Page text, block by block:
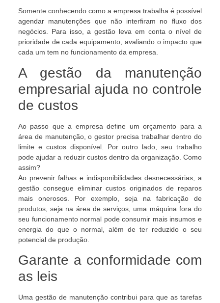
Somente conhecendo como a empresa trabalha é possível
agendar manutenções que não interfiram no fluxo dos
negócios. Para isso, a gestão leva em conta o nível de
prioridade de cada equipamento, avaliando o impacto que
cada um tem no funcionamento da empresa.
A gestão da manutenção
empresarial ajuda no controle
de custos
Ao passo que a empresa define um orçamento para a
área de manutenção, o gestor precisa trabalhar dentro do
limite e custos disponível. Por outro lado, seu trabalho
pode ajudar a reduzir custos dentro da organização. Como
assim?
Ao prevenir falhas e indisponibilidades desnecessárias, a
gestão consegue eliminar custos originados de reparos
mais onerosos. Por exemplo, seja na fabricação de
produtos, seja na área de serviços, uma máquina fora do
seu funcionamento normal pode consumir mais insumos e
energia do que o normal, além de ter reduzido o seu
potencial de produção.
Garante a conformidade com
as leis
Uma gestão de manutenção contribui para que as tarefas